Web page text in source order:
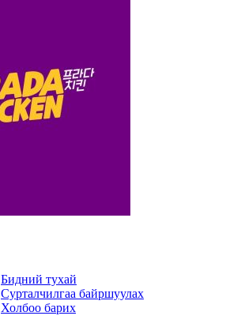
Бидний тухай
Сурталчилгаа байршуулах
Холбоо барих